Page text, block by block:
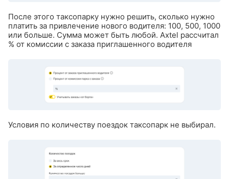
После этого таксопарку нужно решить, сколько нужно
платить за привлечение нового водителя: 100, 500, 1000
или больше. Сумма может быть любой. Axtel рассчитал
% от комиссии с заказа приглашенного водителя
Условия по количеству поездок таксопарк не выбирал.